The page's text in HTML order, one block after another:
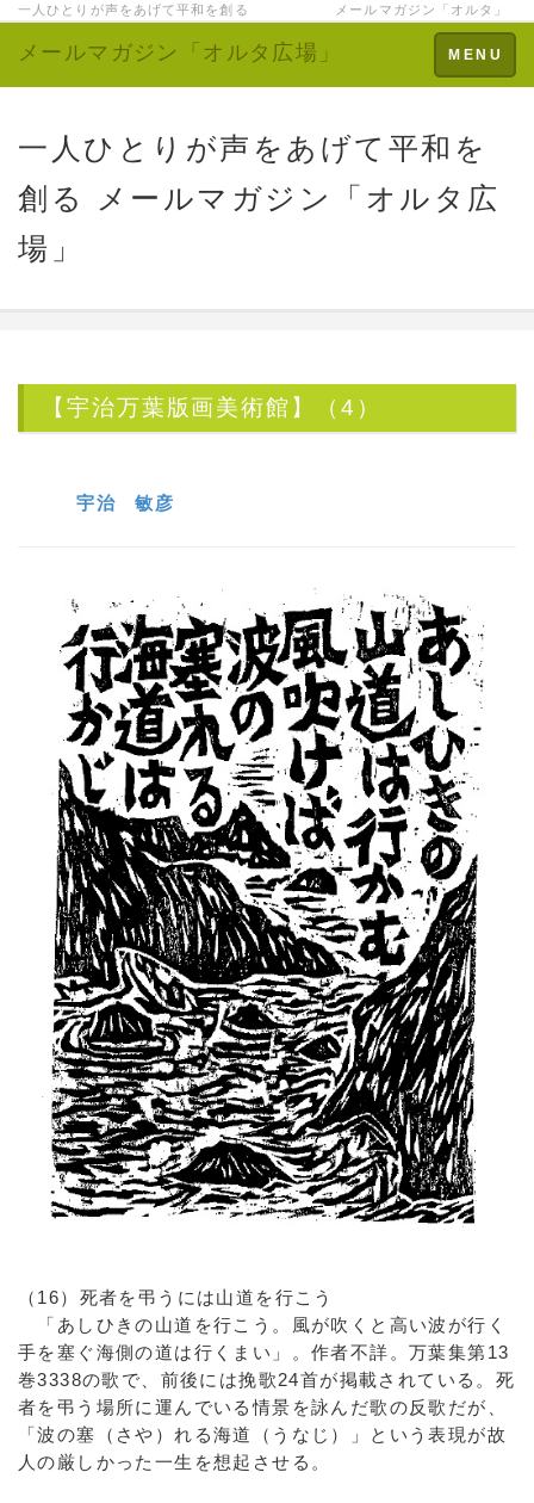
一人ひとりが声をあげて平和を創る メールマガジン「オルタ」
Toggle
navigation
MENU
メールマガジン「オルタ広場」
一人ひとりが声をあげて平和を
創る メールマガジン「オルタ広
場」
【宇治万葉版画美術館】（4）
宇治 敏彦
（16）死者を弔うには山道を行こう
「あしひきの山道を行こう。風が吹くと高い波が行く
手を塞ぐ海側の道は行くまい」。作者不詳。万葉集第13
巻3338の歌で、前後には挽歌24首が掲載されている。死
者を弔う場所に運んでいる情景を詠んだ歌の反歌だが、
「波の塞（さや）れる海道（うなじ）」という表現が故
人の厳しかった一生を想起させる。